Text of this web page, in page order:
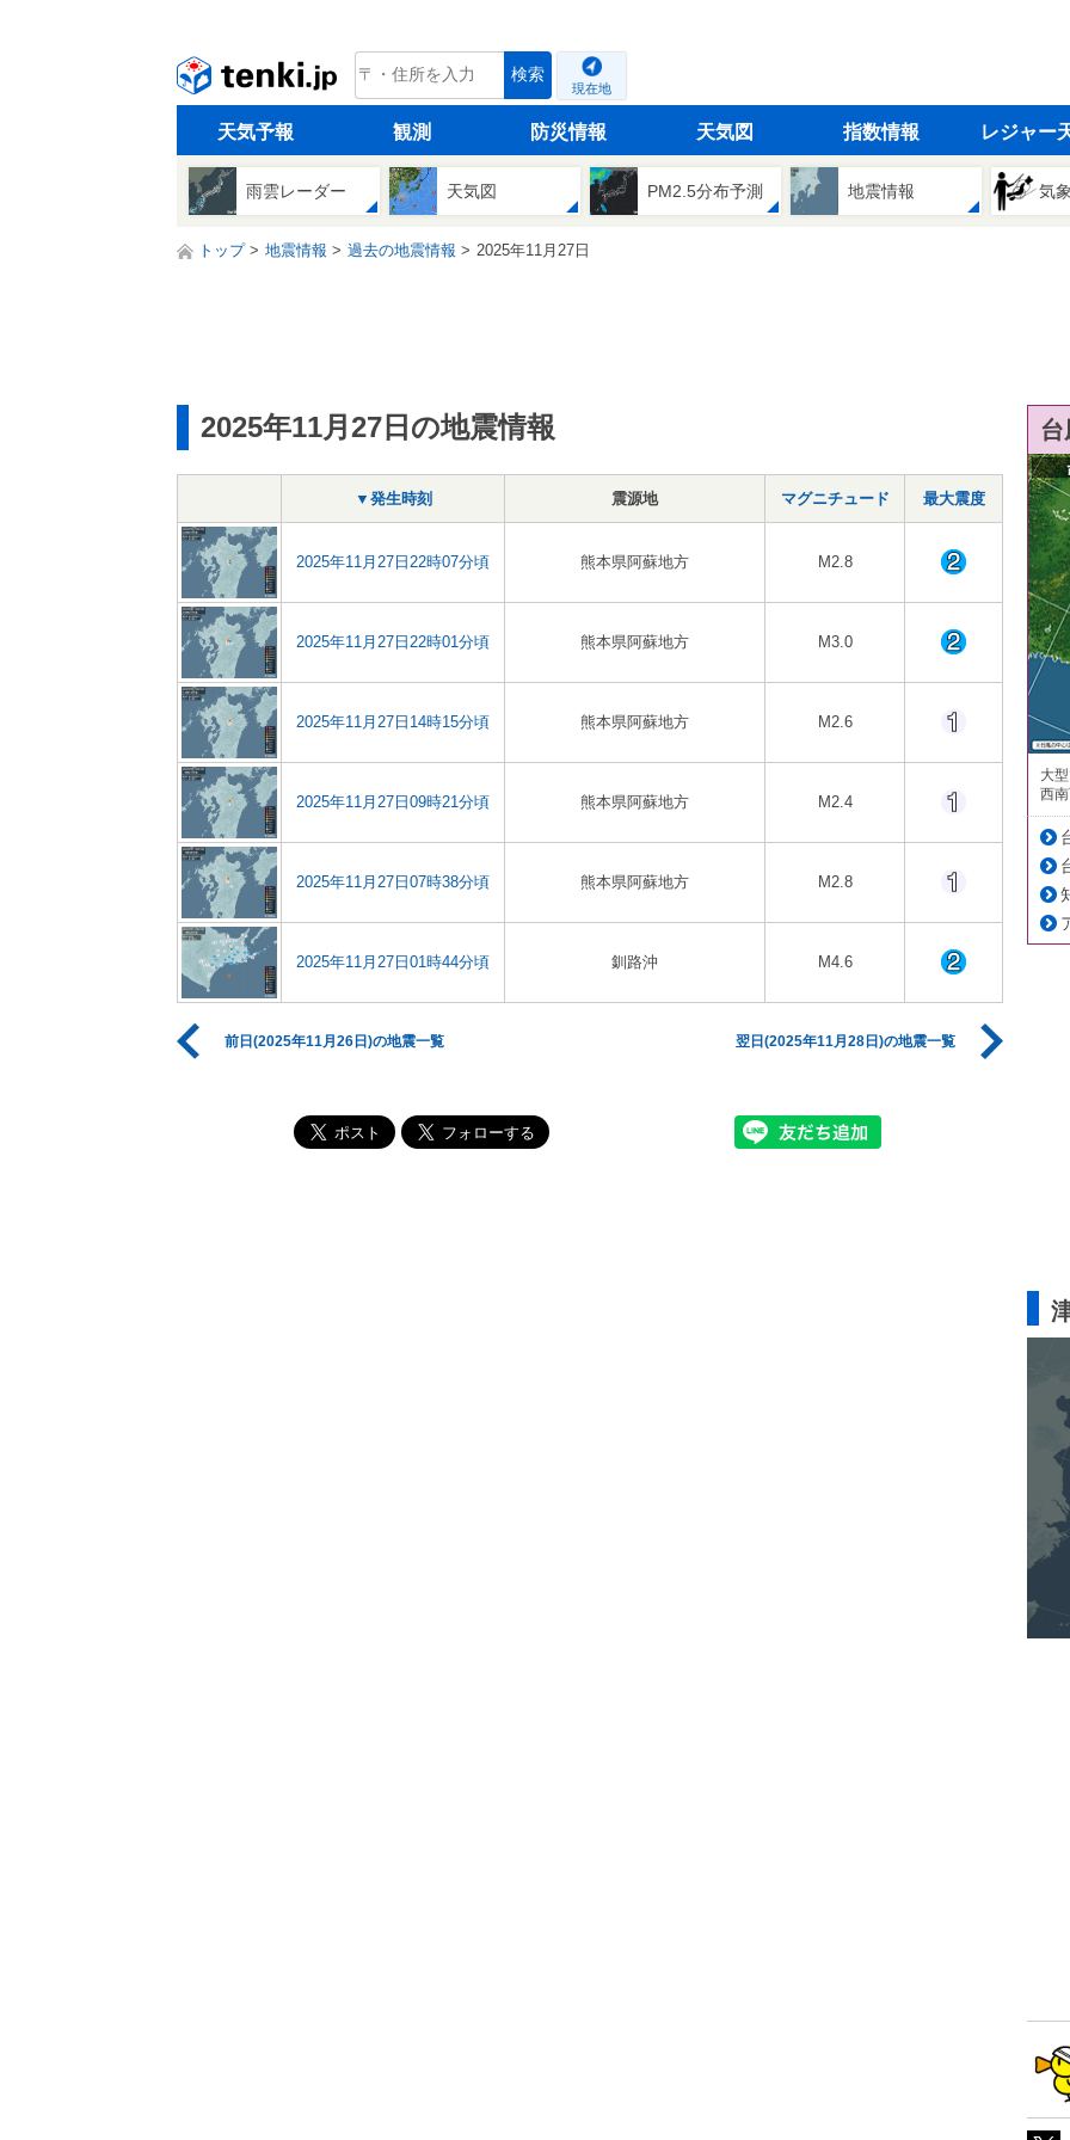
tenki.jp 検索
現在地
天気予報 観測 防災情報 天気図 指数情報 レジャー
雨雲レーダー 天気図 PM2.5分布予測 地震情報 気
トップ 地震情報 過去の地震情報 2025年11月27日
2025年11月27日の地震情報
▼発生時刻 震源地 マグニチュード 最大震度
2025年11月27日22時07分頃 熊本県阿蘇地方 M2.8
2025年11月27日22時01分頃 熊本県阿蘇地方 M3.0
2025年11月27日14時15分頃 熊本県阿蘇地方 M2.6
2025年11月27日09時21分頃 熊本県阿蘇地方 M2.4
2025年11月27日07時38分頃 熊本県阿蘇地方 M2.8
2025年11月27日01時44分頃 釧路沖 M4.6
前日(2025年11月26日)の地震一覧 翌日(2025年11月28日)の地震一覧
大
西